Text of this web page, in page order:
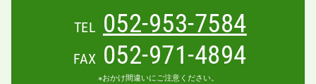
TEL 052-953-7584
FAX 052-971-4894
※おかけ間違いにご注意ください。